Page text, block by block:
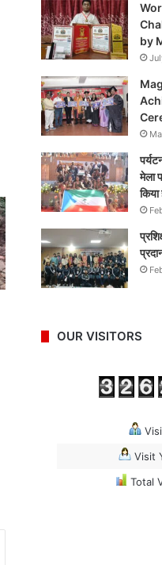
by
मेला
OUR VISITORS
Visit
Total